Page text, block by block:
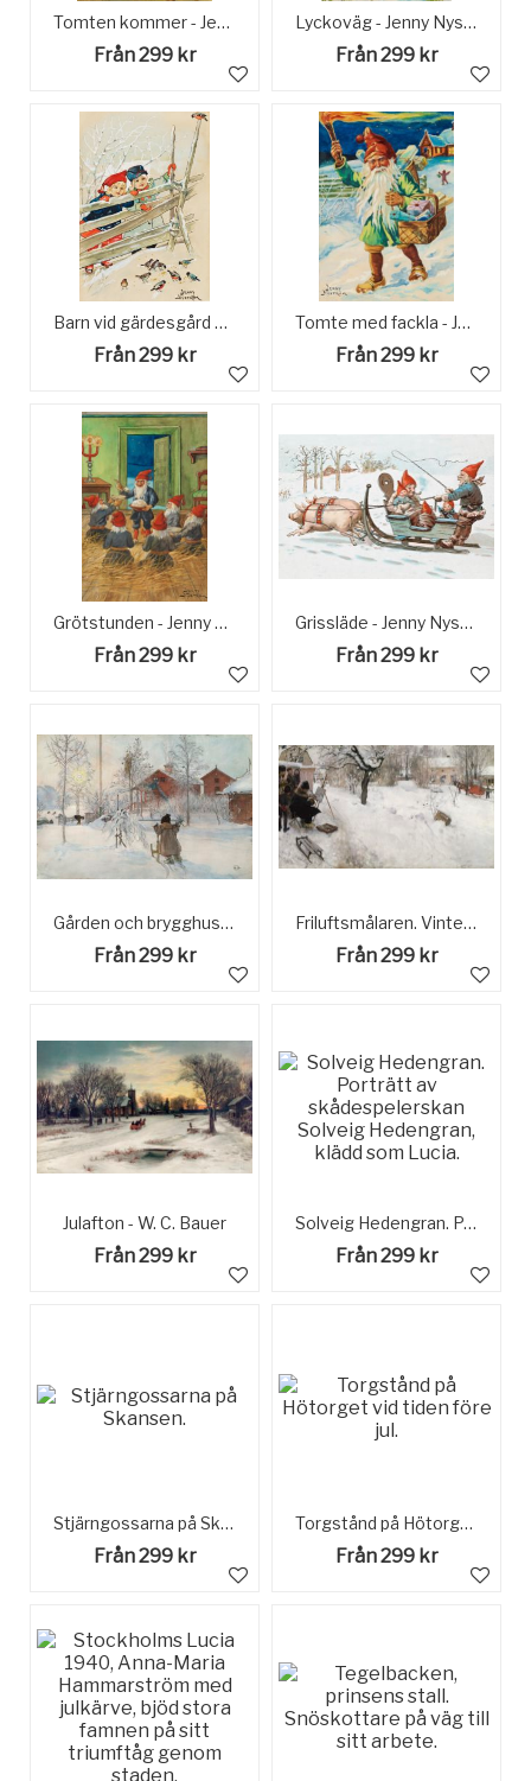
Tomten kommer - Jenny Nyström
Från 299 kr
Lyckoväg - Jenny Nyström
Från 299 kr
Barn vid gärdesgård med fåglar - Jenny Nyström
Från 299 kr
Tomte med fackla - Jenny Nyström
Från 299 kr
Grötstunden - Jenny Nyström
Från 299 kr
Grissläde - Jenny Nyström
Från 299 kr
Gården och brygghuset Ur Ett Hem av Carl Larsson
Från 299 kr
Friluftsmålaren. Vintermotiv från Åsögatan 145, Stockholm
Från 299 kr
Julafton - W. C. Bauer
Från 299 kr
Solveig Hedengran. Porträtt av skådespelerskan Solveig Hedengran, klädd som Lucia.
Från 299 kr
Stjärngossarna på Skansen.
Från 299 kr
Torgstånd på Hötorget vid tiden före jul.
Från 299 kr